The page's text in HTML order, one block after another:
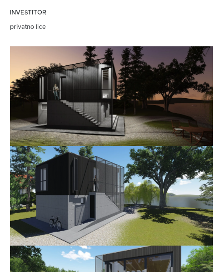
INVESTITOR
privatno lice